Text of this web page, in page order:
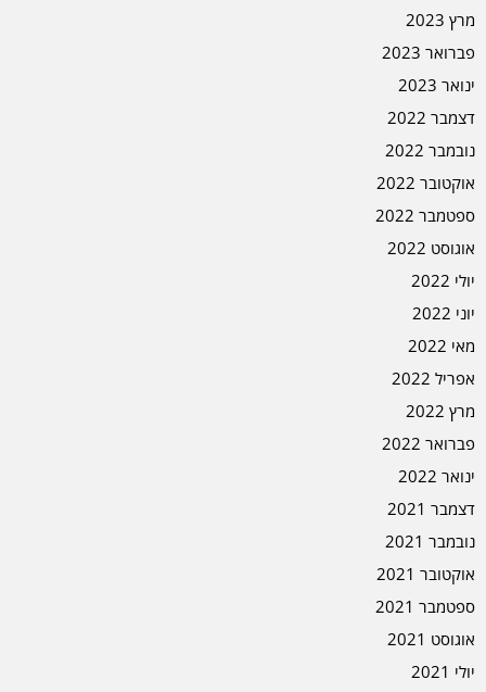
מרץ 2023
פברואר 2023
ינואר 2023
דצמבר 2022
נובמבר 2022
אוקטובר 2022
ספטמבר 2022
אוגוסט 2022
יולי 2022
יוני 2022
מאי 2022
אפריל 2022
מרץ 2022
פברואר 2022
ינואר 2022
דצמבר 2021
נובמבר 2021
אוקטובר 2021
ספטמבר 2021
אוגוסט 2021
יולי 2021